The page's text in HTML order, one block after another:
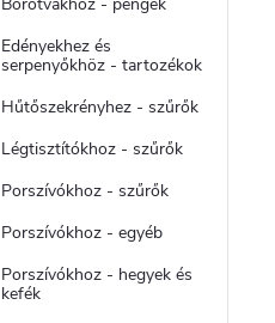
Borotvákhoz - pengék
Edényekhez és
serpenyőkhöz - tartozékok
Hűtőszekrényhez - szűrők
Légtisztítókhoz - szűrők
Porszívókhoz - szűrők
Porszívókhoz - egyéb
Porszívókhoz - hegyek és
kefék